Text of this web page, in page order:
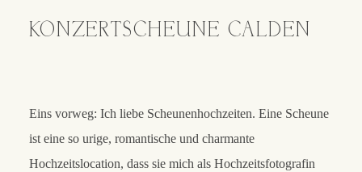
KONZERTSCHEUNE CALDEN
Eins vorweg: Ich liebe Scheunenhochzeiten. Eine Scheune
ist eine so urige, romantische und charmante
Hochzeitslocation, dass sie mich als Hochzeitsfotografin